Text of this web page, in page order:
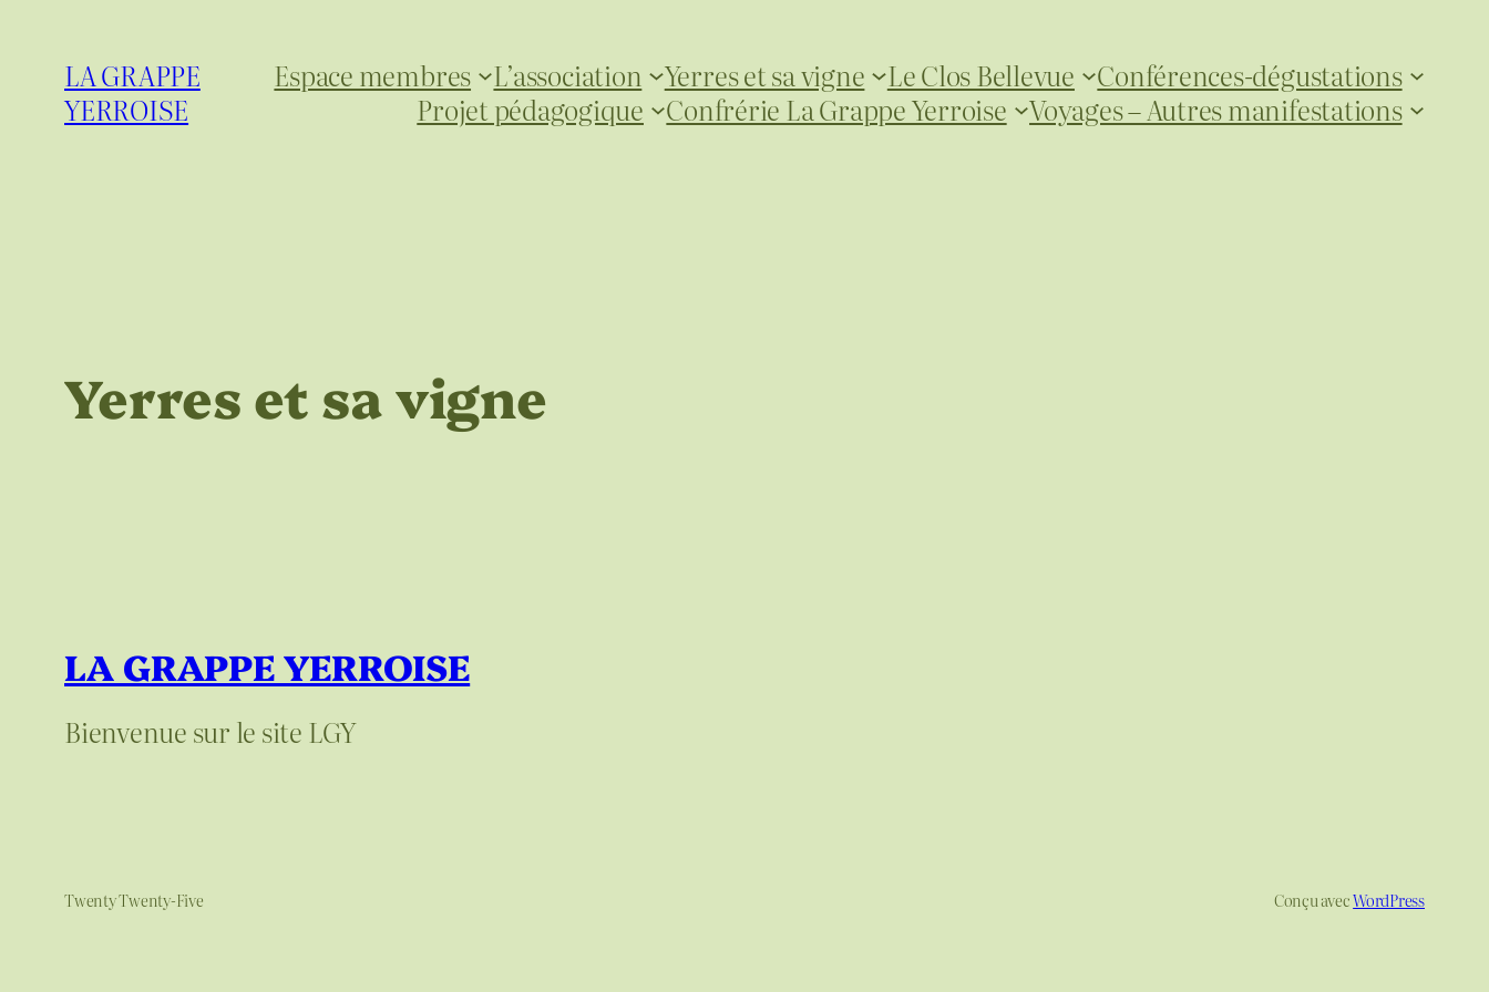
contenuLA GRAPPE
YERROISE
Espace membres L’association Yerres et sa vigne Le Clos Bellevue
Conférences-dégustations
Projet pédagogique
Confrérie La Grappe Yerroise Voyages – Autres manifestations
Yerres et sa vigne
LA GRAPPE YERROISE
Bienvenue sur le site LGY
Twenty Twenty-Five Conçu avecWordPress